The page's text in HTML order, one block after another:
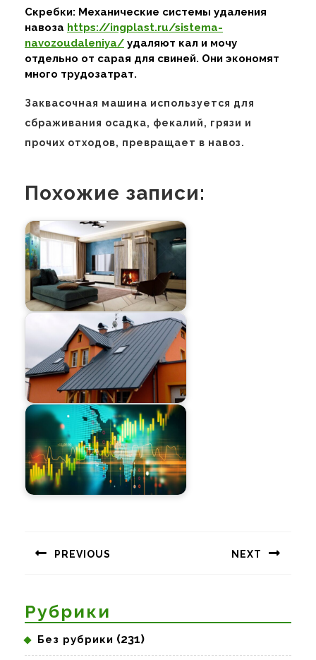
Скребки: Механические системы удаления
навоза https://ingplast.ru/sistema-
navozoudaleniya/ удаляют кал и мочу
отдельно от сарая для свиней. Они экономят
много трудозатрат.
Заквасочная машина используется для
сбраживания осадка, фекалий, грязи и
прочих отходов, превращает в навоз.
Похожие записи:
записям
PREVIOUS NEXT
Рубрики
Без рубрики (231)